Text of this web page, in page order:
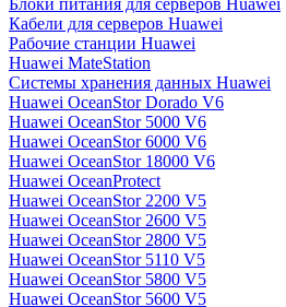
Блоки питания для серверов Huawei
Кабели для серверов Huawei
Рабочие станции Huawei
Huawei MateStation
Системы хранения данных Huawei
Huawei OceanStor Dorado V6
Huawei OceanStor 5000 V6
Huawei OceanStor 6000 V6
Huawei OceanStor 18000 V6
Huawei OceanProtect
Huawei OceanStor 2200 V5
Huawei OceanStor 2600 V5
Huawei OceanStor 2800 V5
Huawei OceanStor 5110 V5
Huawei OceanStor 5800 V5
Huawei OceanStor 5600 V5